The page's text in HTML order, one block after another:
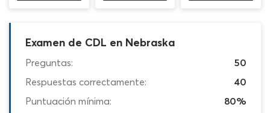
Examen de CDL en Nebraska
Preguntas:
50
Respuestas correctamente:
40
Puntuación mínima:
80%